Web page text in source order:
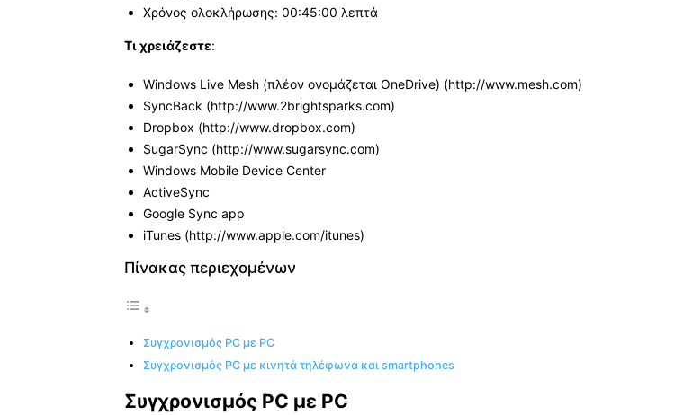
Χρόνος ολοκλήρωσης: 00:45:00 λεπτά
Τι χρειάζεστε:
Windows Live Mesh (πλέον ονομάζεται OneDrive) (http://www.mesh.com)
SyncBack (http://www.2brightsparks.com)
Dropbox (http://www.dropbox.com)
SugarSync (http://www.sugarsync.com)
Windows Mobile Device Center
ActiveSync
Google Sync app
iTunes (http://www.apple.com/itunes)
Πίνακας περιεχομένων
Συγχρονισμός PC με PC
Συγχρονισμός PC με κινητά τηλέφωνα και smartphones
Συγχρονισμός PC με PC